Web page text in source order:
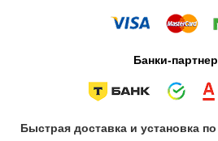
Банки-
Быстрая доставка и установка